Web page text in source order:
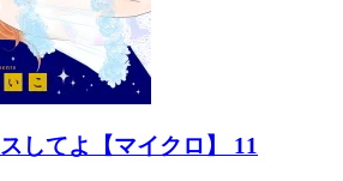
してよ【マイクロ】 11